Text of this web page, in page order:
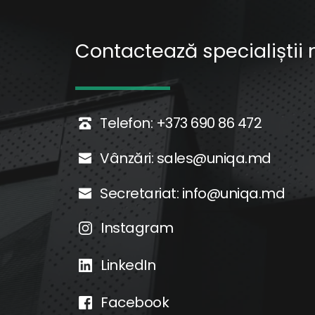
Contactează specialiștii
Telefon: +373 690 86 472
Vânzări: sales@uniqa.md
Secretariat: info@uniqa.md
Instagram
LinkedIn
Facebook